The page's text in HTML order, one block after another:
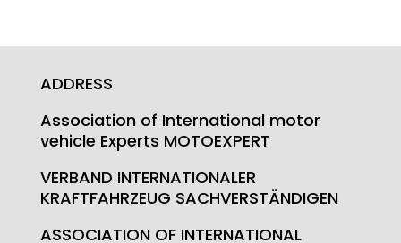
ADDRESS
Association of International motor
vehicle Experts MOTOEXPERT
VERBAND INTERNATIONALER
KRAFTFAHRZEUG SACHVERSTÄNDIGEN
ASSOCIATION OF INTERNATIONAL